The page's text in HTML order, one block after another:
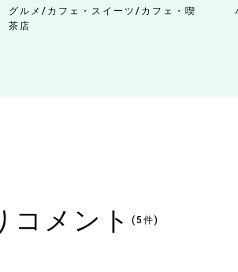
グルメ/カフェ・スイーツ/カフェ・喫
茶店
コメント (5 件)